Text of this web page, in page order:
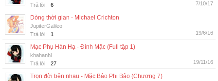
Trả lời:
6 7/10/17
Dòng thời gian - Michael Crichton
JupiterGalileo
Trả lời:
1 19/6/16
Mạc Phụ Hàn Hạ - Đinh Mặc (Full tập 1)
khahanhl
Trả lời:
27 19/11/16
Trọn đời bên nhau - Mặc Bảo Phi Bảo (Chương 7)